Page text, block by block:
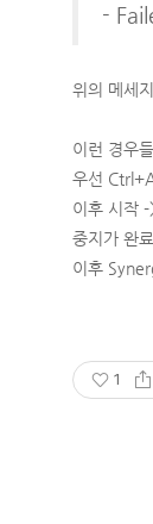
-
위의 메세
이런 경우
우선
이후 시작
중지가 완
이후
1